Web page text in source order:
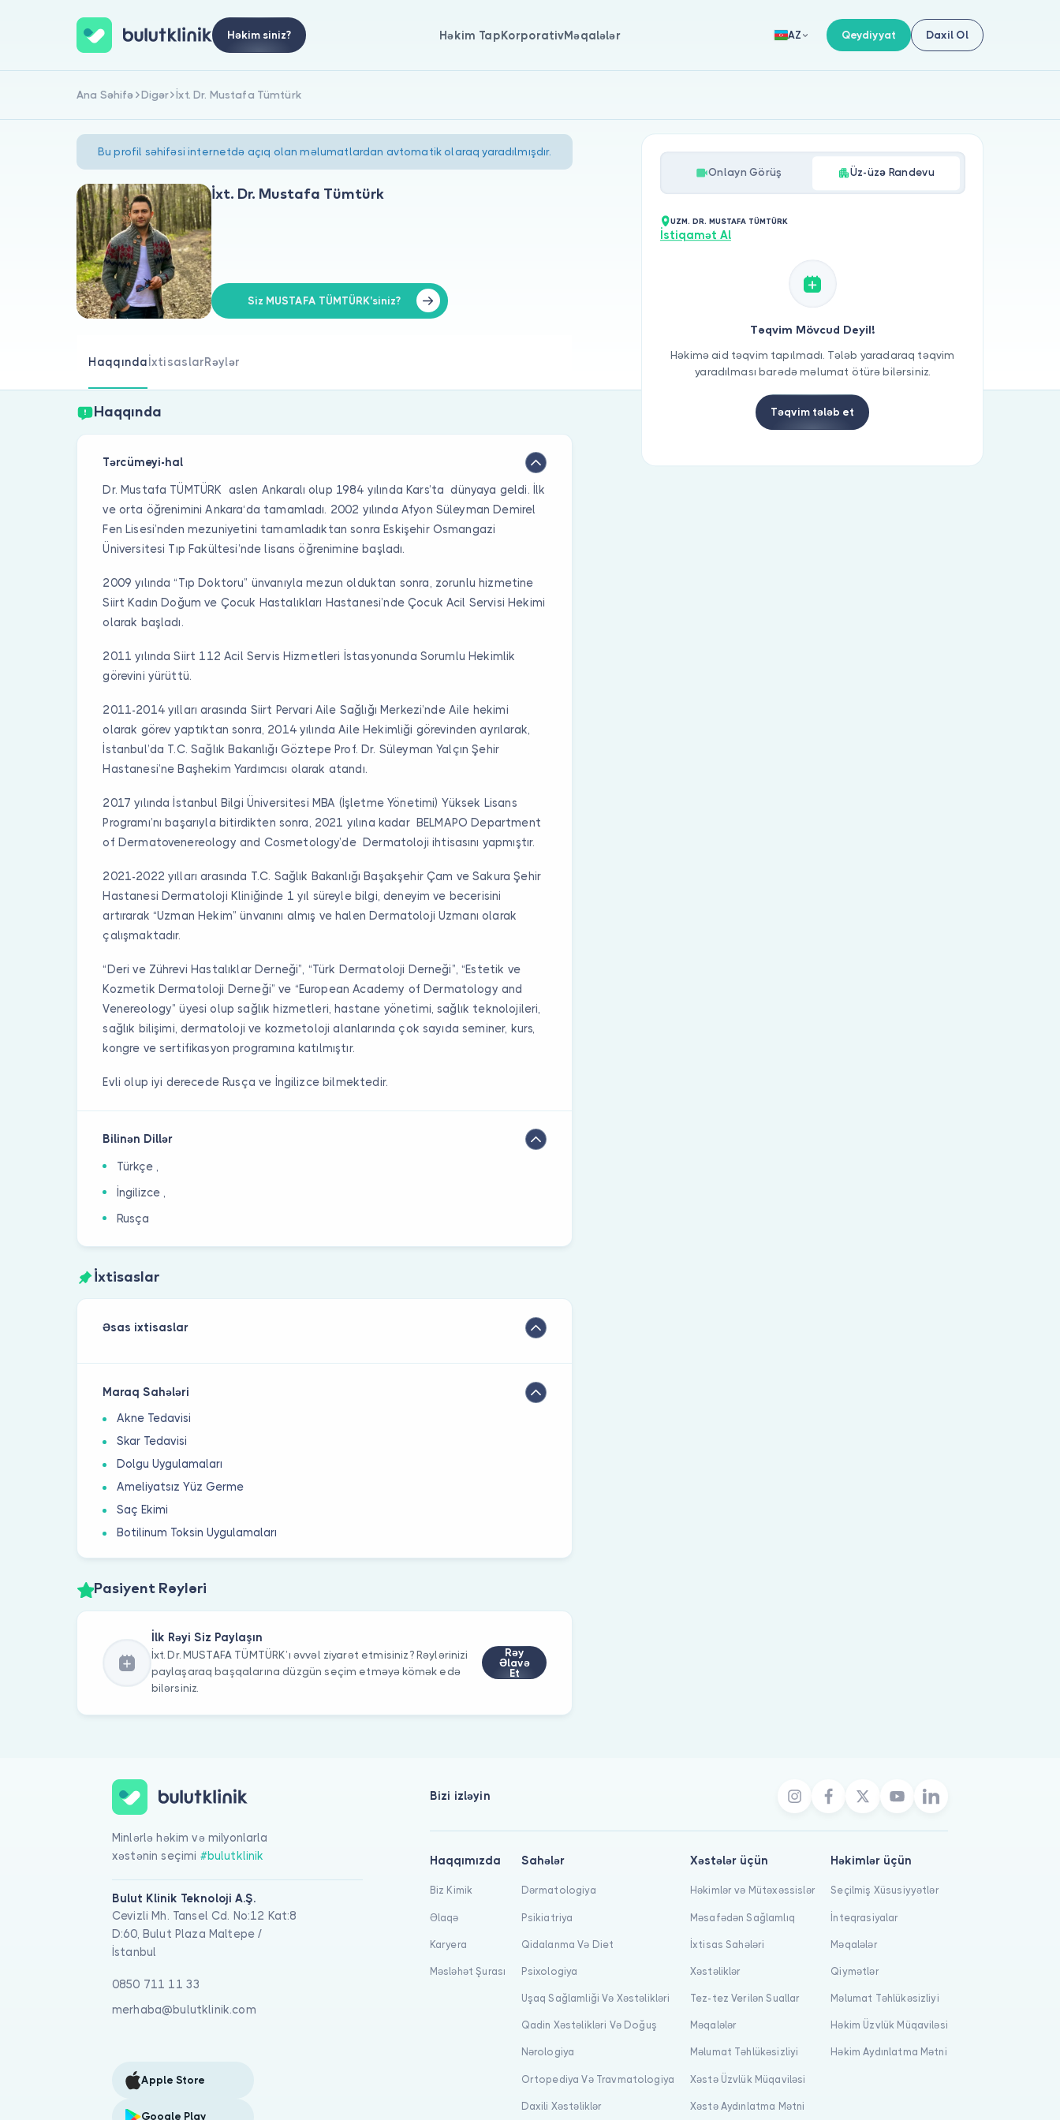
Həkim siniz? Həkim TapKorporativMəqalələr AZ Qeydiyyat Daxil Ol
Ana Səhifə Digər İxt. Dr. Mustafa Tümtürk
Bu profil səhifəsi internetdə açıq olan məlumatlardan avtomatik olaraq yaradılmışdır.
İxt. Dr. Mustafa Tümtürk
Siz MUSTAFA TÜMTÜRK'siniz?
Haqqında İxtisaslarRəylər
Haqqında
Tərcümeyi-hal
Dr. Mustafa TÜMTÜRK aslen Ankaralı olup 1984 yılında Kars’ta dünyaya geldi. İlk
ve orta öğrenimini Ankara‘da tamamladı. 2002 yılında Afyon Süleyman Demirel
Fen Lisesi’nden mezuniyetini tamamladıktan sonra Eskişehir Osmangazi
Üniversitesi Tıp Fakültesi’nde lisans öğrenimine başladı.
2009 yılında “Tıp Doktoru” ünvanıyla mezun olduktan sonra, zorunlu hizmetine
Siirt Kadın Doğum ve Çocuk Hastalıkları Hastanesi’nde Çocuk Acil Servisi Hekimi
olarak başladı.
2011 yılında Siirt 112 Acil Servis Hizmetleri İstasyonunda Sorumlu Hekimlik
görevini yürüttü.
2011-2014 yılları arasında Siirt Pervari Aile Sağlığı Merkezi’nde Aile hekimi
olarak görev yaptıktan sonra, 2014 yılında Aile Hekimliği görevinden ayrılarak,
İstanbul’da T.C. Sağlık Bakanlığı Göztepe Prof. Dr. Süleyman Yalçın Şehir
Hastanesi’ne Başhekim Yardımcısı olarak atandı.
2017 yılında İstanbul Bilgi Üniversitesi MBA (İşletme Yönetimi) Yüksek Lisans
Programı’nı başarıyla bitirdikten sonra, 2021 yılına kadar BELMAPO Department
of Dermatovenereology and Cosmetology’de Dermatoloji ihtisasını yapmıştır.
2021-2022 yılları arasında T.C. Sağlık Bakanlığı Başakşehir Çam ve Sakura Şehir
Hastanesi Dermatoloji Kliniğinde 1 yıl süreyle bilgi, deneyim ve becerisini
artırarak “Uzman Hekim” ünvanını almış ve halen Dermatoloji Uzmanı olarak
çalışmaktadır.
“Deri ve Zührevi Hastalıklar Derneği”, “Türk Dermatoloji Derneği”, “Estetik ve
Kozmetik Dermatoloji Derneği” ve “European Academy of Dermatology and
Venereology” üyesi olup sağlık hizmetleri, hastane yönetimi, sağlık teknolojileri,
sağlık bilişimi, dermatoloji ve kozmetoloji alanlarında çok sayıda seminer, kurs,
kongre ve sertifikasyon programına katılmıştır.
Evli olup iyi derecede Rusça ve İngilizce bilmektedir.
Bilinən Dillər
Türkçe ,
İngilizce ,
Rusça
İxtisaslar
Əsas ixtisaslar
Maraq Sahələri
Akne Tedavisi
Skar Tedavisi
Dolgu Uygulamaları
Ameliyatsız Yüz Germe
Saç Ekimi
Botilinum Toksin Uygulamaları
Pasiyent Rəyləri
İlk Rəyi Siz Paylaşın
İxt. Dr. MUSTAFA TÜMTÜRK’ı əvvəl ziyarət etmisiniz? Rəylərinizi
paylaşaraq başqalarına düzgün seçim etməyə kömək edə
bilərsiniz.
Rəy
Əlavə
Et
Onlayn Görüş Üz-üzə Randevu
UZM. DR. MUSTAFA TÜMTÜRK
İstiqamət Al
Təqvim Mövcud Deyil!
Həkimə aid təqvim tapılmadı. Tələb yaradaraq təqvim
yaradılması barədə məlumat ötürə bilərsiniz.
Təqvim tələb et
Minlərlə həkim və milyonlarla
xəstənin seçimi #bulutklinik
Bulut Klinik Teknoloji A.Ş.
Cevizli Mh. Tansel Cd. No:12 Kat:8
D:60, Bulut Plaza Maltepe /
İstanbul
0850 711 11 33
merhaba@bulutklinik.com
Apple Store
Google Play
Bizi izləyin
Haqqımızda
Biz Kimik
Əlaqə
Karyera
Məsləhət Şurası
Sahələr
Dərmatologiya
Psikiatriya
Qidalanma Və Diet
Psixologiya
Uşaq Sağlamliği Və Xəstəlikləri
Qadin Xəstəlikləri Və Doğuş
Nərologiya
Ortopediya Və Travmatologiya
Daxili Xəstəliklər
Xəstələr üçün
Həkimlər və Mütəxəssislər
Məsafədən Sağlamlıq
İxtisas Sahələri
Xəstəliklər
Tez-tez Verilən Suallar
Məqalələr
Məlumat Təhlükəsizliyi
Xəstə Üzvlük Müqaviləsi
Xəstə Aydınlatma Mətni
Həkimlər üçün
Seçilmiş Xüsusiyyətlər
İnteqrasiyalar
Məqalələr
Qiymətlər
Məlumat Təhlükəsizliyi
Həkim Üzvlük Müqaviləsi
Həkim Aydınlatma Mətni